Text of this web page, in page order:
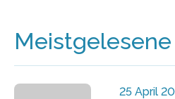
25 April